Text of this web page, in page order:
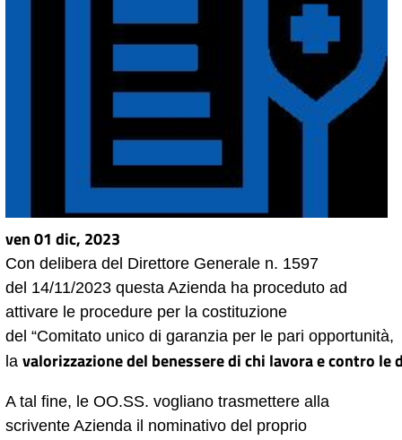
ven 01 dic, 2023
Con delibera del Direttore Generale n. 1597
del 14/11/2023 questa Azienda ha proceduto ad
attivare le procedure per la costituzione
del “Comitato unico di garanzia per le pari opportunità,
la valorizzazionedel benesseredichi lavoraecontro le
A tal fine, le OO.SS. vogliano trasmettere alla
scrivente Azienda il nominativo del proprio